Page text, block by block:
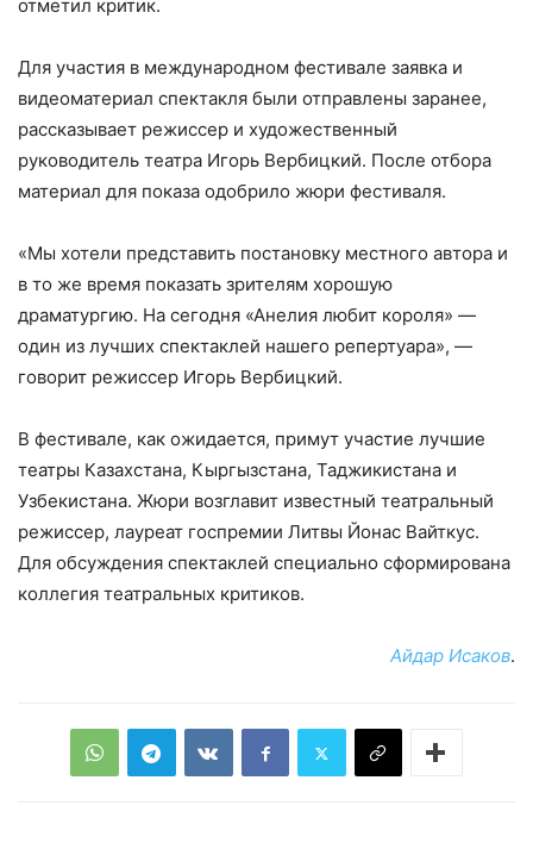
отметил критик.
Для участия в международном фестивале заявка и
видеоматериал спектакля были отправлены заранее,
рассказывает режиссер и художественный
руководитель театра Игорь Вербицкий. После отбора
материал для показа одобрило жюри фестиваля.
«Мы хотели представить постановку местного автора и
в то же время показать зрителям хорошую
драматургию. На сегодня «Анелия любит короля» —
один из лучших спектаклей нашего репертуара», —
говорит режиссер Игорь Вербицкий.
В фестивале, как ожидается, примут участие лучшие
театры Казахстана, Кыргызстана, Таджикистана и
Узбекистана. Жюри возглавит известный театральный
режиссер, лауреат госпремии Литвы Йонас Вайткус.
Для обсуждения спектаклей специально сформирована
коллегия театральных критиков.
Айдар Исаков.